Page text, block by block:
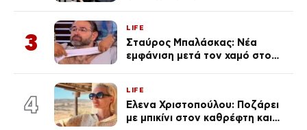
εκ. likes
3
LIFE
Σταύρος Μπαλάσκας: Νέα
εμφάνιση μετά τον χαμό στο
4
LIFE
Έλενα Χριστοπούλου: Ποζάρει
με μπικίνι στον καθρέφτη και